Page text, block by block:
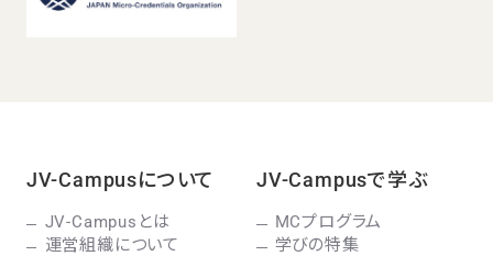
JV-Campusについて
JV-Campusとは
運営組織について
JV-Campusで学ぶ
MCプログラム
学びの特集